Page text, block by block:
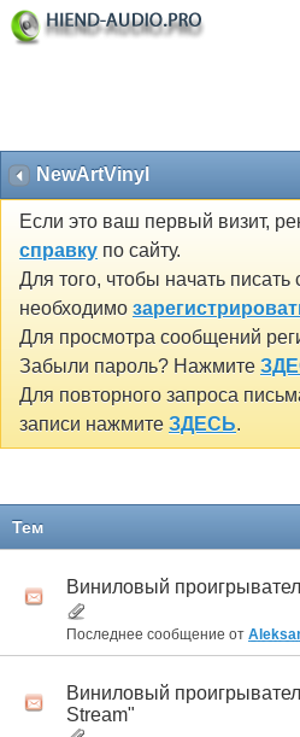
NewArtVinyl
Если это ваш первый визит,
справку по сайту.
Для того, чтобы начать
необходимо
Для просмотра сообщений
Забыли пароль? Нажмите
Для повторного запроса
записи нажмите ЗДЕСЬ.
Тем
Виниловый
Последнее сообщение от
Виниловый
Stream"